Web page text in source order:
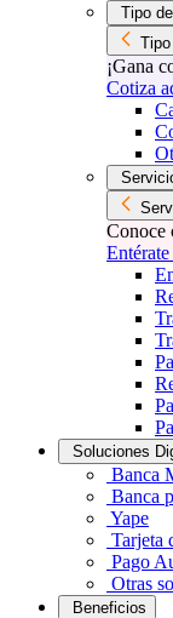
Tipo
¡Gana
Cotiza
Conoce
Entérate
Soluciones
Banca
Banca
Yape
Tarjeta
Pago
Otras
Beneficios